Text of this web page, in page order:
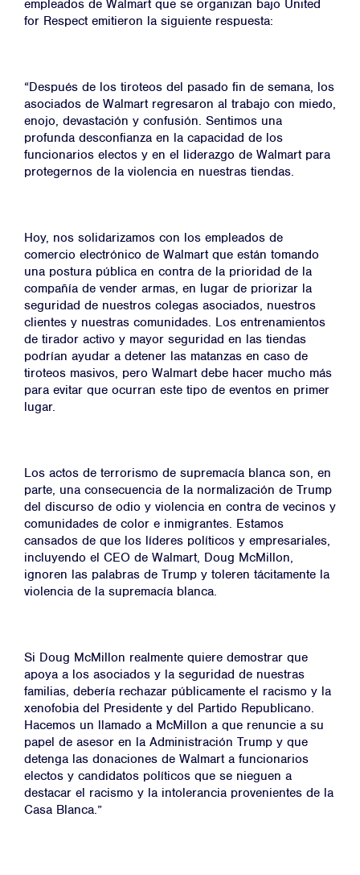
Página Principal
Sobre Nosotros
Campañas
Victorias
ÚNASE
DONACIÓN
empleados de Walmart que se organizan bajo United
for Respect emitieron la siguiente respuesta:
“Después de los tiroteos del pasado fin de semana, los
asociados de Walmart regresaron al trabajo con miedo,
enojo, devastación y confusión. Sentimos una
profunda desconfianza en la capacidad de los
funcionarios electos y en el liderazgo de Walmart para
protegernos de la violencia en nuestras tiendas.
Hoy, nos solidarizamos con los empleados de
comercio electrónico de Walmart que están tomando
una postura pública en contra de la prioridad de la
compañía de vender armas, en lugar de priorizar la
seguridad de nuestros colegas asociados, nuestros
clientes y nuestras comunidades. Los entrenamientos
de tirador activo y mayor seguridad en las tiendas
podrían ayudar a detener las matanzas en caso de
tiroteos masivos, pero Walmart debe hacer mucho más
para evitar que ocurran este tipo de eventos en primer
lugar.
Los actos de terrorismo de supremacía blanca son, en
parte, una consecuencia de la normalización de Trump
del discurso de odio y violencia en contra de vecinos y
comunidades de color e inmigrantes. Estamos
cansados ​​de que los líderes políticos y empresariales,
incluyendo el CEO de Walmart, Doug McMillon,
ignoren las palabras de Trump y toleren tácitamente la
violencia de la supremacía blanca.
Si Doug McMillon realmente quiere demostrar que
apoya a los asociados y la seguridad de nuestras
familias, debería rechazar públicamente el racismo y la
xenofobia del Presidente y del Partido Republicano.
Hacemos un llamado a McMillon a que renuncie a su
papel de asesor en la Administración Trump y que
detenga las donaciones de Walmart a funcionarios
electos y candidatos políticos que se nieguen a
destacar el racismo y la intolerancia provenientes de la
Casa Blanca.”